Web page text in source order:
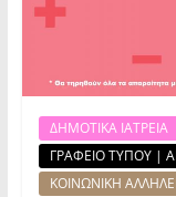
ΔΗΜΟΤΙΚΑ ΙΑΤΡΕΙΑ
ΓΡΑΦΕΙΟ ΤΥΠΟΥ |
ΚΟΙΝΩΝΙΚΗ